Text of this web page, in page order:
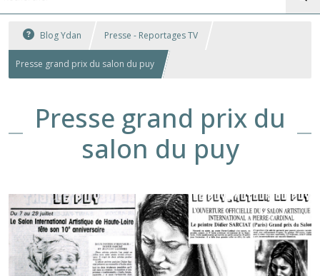
Blog Ydan Presse - Reportages TV
Presse grand prix du salon du puy
Presse grand prix du
salon du puy